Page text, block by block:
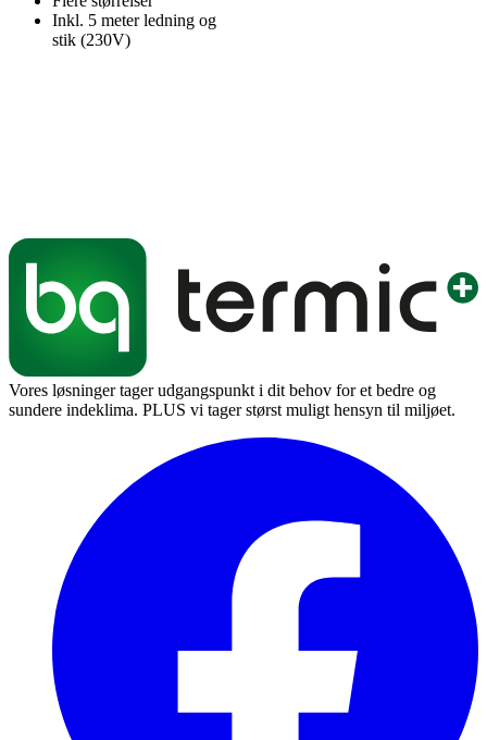
Inkl. 5 meter ledning og
stik (230V)
Vores løsninger tager udgangspunkt i dit behov for et bedre og
sundere indeklima. PLUS vi tager størst muligt hensyn til miljøet.